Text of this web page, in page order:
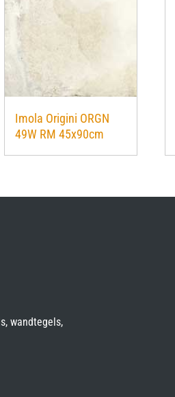
Imola Origini ORGN
49W RM 45x90cm
wandtegels,